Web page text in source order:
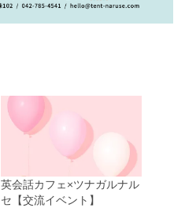
英会話カフェ×ツナガルナル
セ【交流イベント】